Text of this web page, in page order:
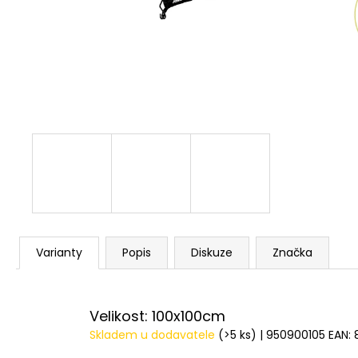
Varianty Popis Diskuze Značka
Velikost: 100x100cm
Skladem u dodavatele (>5 ks) | 950900105 EAN:
V1 CARP - AMUR